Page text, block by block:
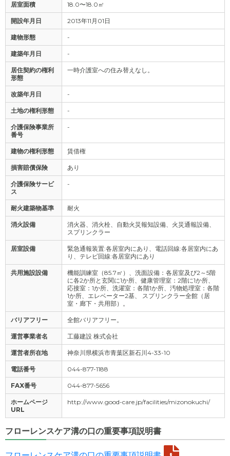
居室面積 18.0〜18.0㎡
開設年月日 2013年11月01日
建物形態 -
建築年月日 -
居住契約の権利
形態
一時介護室への住み替えなし。
改築年月日 -
土地の権利形態 -
介護保険事業所
番号
-
建物の権利形態 賃借権
損害賠償保険 あり
介護保険サービ
ス
-
耐火建築物基準 耐火
消火設備
消火器、消火栓、自動火災報知設備、火災通報設備、
スプリンクラー
居室設備
緊急通報装置:各居室内にあり、電話回線:各居室内にあ
り、テレビ回線:各居室内にあり
共用施設設備
機能訓練室（85.7㎡）、洗面設備：各居室及び2～5階
に各2か所と玄関に1か所、健康管理室：2階に1か所、
応接室：1か所、洗濯室：各階1か所、汚物処理室：各階
1か所、エレベーター2基、 スプリンクラー全館（居
室・廊下・共用部）。
バリアフリー 全館バリアフリー。
運営事業者名 工藤建設 株式会社
運営者所在地 神奈川県横浜市青葉区新石川4-33-10
電話番号 044-877-1188
FAX番号 044-877-5656
ホームページ
URL
http://www.good-care.jp/facilities/mizonokuchi/
フローレンスケア溝の口の重要事項説明書